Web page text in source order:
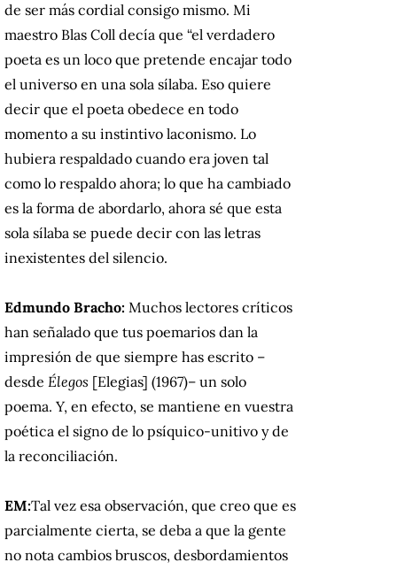
de ser más cordial consigo mismo. Mi
maestro Blas Coll decía que “el verdadero
poeta es un loco que pretende encajar todo
el universo en una sola sílaba. Eso quiere
decir que el poeta obedece en todo
momento a su instintivo laconismo. Lo
hubiera respaldado cuando era joven tal
como lo respaldo ahora; lo que ha cambiado
es la forma de abordarlo, ahora sé que esta
sola sílaba se puede decir con las letras
inexistentes del silencio.
Edmundo Bracho: Muchos lectores críticos
han señalado que tus poemarios dan la
impresión de que siempre has escrito –
desde Élegos [Elegias] (1967)– un solo
poema. Y, en efecto, se mantiene en vuestra
poética el signo de lo psíquico-unitivo y de
la reconciliación.
EM:Tal vez esa observación, que creo que es
parcialmente cierta, se deba a que la gente
no nota cambios bruscos, desbordamientos